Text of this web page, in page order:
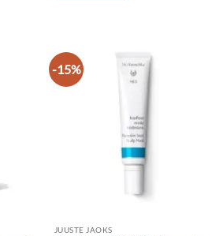
-15%
JUUSTE JAOKS